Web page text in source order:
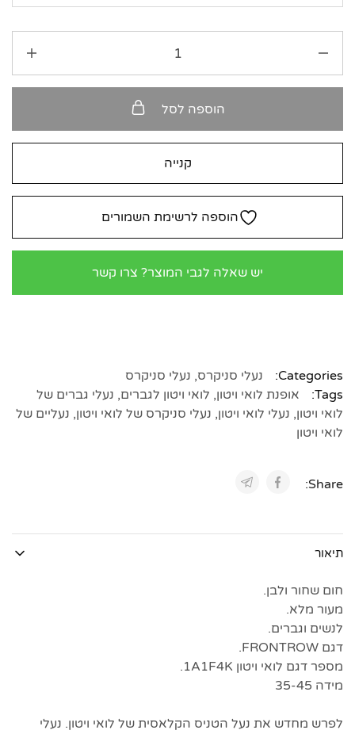
הוספה לסל
קנייה
הוספה לרשימת השמורים
יש שאלה לגבי המוצר? צרו קשר
Categories: נעלי סניקרס, נעלי סניקרס
Tags:
אופנת לואי ויטון, לואי ויטון לגברים, נעלי גברים של
לואי ויטון, נעלי לואי ויטון, נעלי סניקרס של לואי ויטון, נעליים של
לואי ויטון
Share:
תיאור
חום שחור ולבן.
מעור מלא.
לנשים וגברים.
דגם FRONTROW.
מספר דגם לואי ויטון 1A1F4K.
מידה 35-45
לפרש מחדש את נעל הטניס הקלאסית של לואי ויטון. נעלי